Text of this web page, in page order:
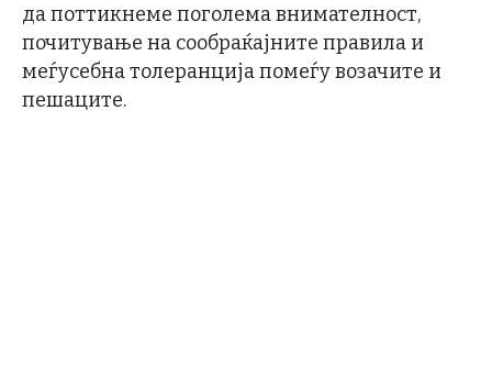
да поттикнеме поголема внимателност,
почитување на сообраќајните правила и
меѓусебна толеранција помеѓу возачите и
пешаците.